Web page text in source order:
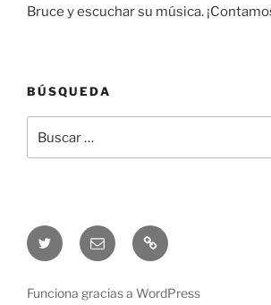
Bruce y escuchar su música.
BÚSQUEDA
por:
Twitter Correo
electrónico
Telegram
Funciona gracias a WordPress